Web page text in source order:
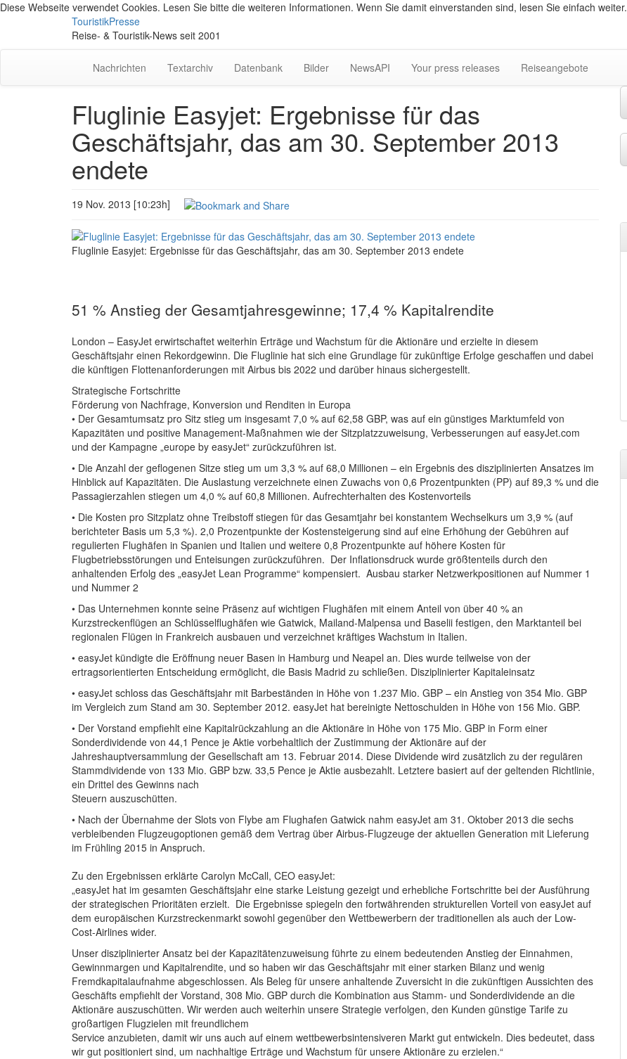
Diese Webseite verwendet Cookies. Lesen Sie bitte die weiteren Informationen. Wenn Sie damit einverstanden sind, lesen Sie einfach weiter.
TouristikPresse
Reise- & Touristik-News seit 2001
Nachrichten Textarchiv Datenbank Bilder NewsAPI Your press releases Reiseangebote
Fluglinie Easyjet: Ergebnisse für das
Geschäftsjahr, das am 30. September 2013
endete
19 Nov. 2013 [10:23h]
Fluglinie Easyjet: Ergebnisse für das Geschäftsjahr, das am 30. September 2013 endete
51 % Anstieg der Gesamtjahresgewinne; 17,4 % Kapitalrendite
London – EasyJet erwirtschaftet weiterhin Erträge und Wachstum für die Aktionäre und erzielte in diesem
Geschäftsjahr einen Rekordgewinn. Die Fluglinie hat sich eine Grundlage für zukünftige Erfolge geschaffen und dabei
die künftigen Flottenanforderungen mit Airbus bis 2022 und darüber hinaus sichergestellt.
Strategische Fortschritte
Förderung von Nachfrage, Konversion und Renditen in Europa
• Der Gesamtumsatz pro Sitz stieg um insgesamt 7,0 % auf 62,58 GBP, was auf ein günstiges Marktumfeld von
Kapazitäten und positive Management-Maßnahmen wie der Sitzplatzzuweisung, Verbesserungen auf easyJet.com
und der Kampagne „europe by easyJet“ zurückzuführen ist.
• Die Anzahl der geflogenen Sitze stieg um um 3,3 % auf 68,0 Millionen – ein Ergebnis des disziplinierten Ansatzes im
Hinblick auf Kapazitäten. Die Auslastung verzeichnete einen Zuwachs von 0,6 Prozentpunkten (PP) auf 89,3 % und die
Passagierzahlen stiegen um 4,0 % auf 60,8 Millionen. Aufrechterhalten des Kostenvorteils
• Die Kosten pro Sitzplatz ohne Treibstoff stiegen für das Gesamtjahr bei konstantem Wechselkurs um 3,9 % (auf
berichteter Basis um 5,3 %). 2,0 Prozentpunkte der Kostensteigerung sind auf eine Erhöhung der Gebühren auf
regulierten Flughäfen in Spanien und Italien und weitere 0,8 Prozentpunkte auf höhere Kosten für
Flugbetriebsstörungen und Enteisungen zurückzuführen. Der Inflationsdruck wurde größtenteils durch den
anhaltenden Erfolg des „easyJet Lean Programme“ kompensiert. Ausbau starker Netzwerkpositionen auf Nummer 1
und Nummer 2
• Das Unternehmen konnte seine Präsenz auf wichtigen Flughäfen mit einem Anteil von über 40 % an
Kurzstreckenflügen an Schlüsselflughäfen wie Gatwick, Mailand-Malpensa und Baselii festigen, den Marktanteil bei
regionalen Flügen in Frankreich ausbauen und verzeichnet kräftiges Wachstum in Italien.
• easyJet kündigte die Eröffnung neuer Basen in Hamburg und Neapel an. Dies wurde teilweise von der
ertragsorientierten Entscheidung ermöglicht, die Basis Madrid zu schließen. Disziplinierter Kapitaleinsatz
• easyJet schloss das Geschäftsjahr mit Barbeständen in Höhe von 1.237 Mio. GBP – ein Anstieg von 354 Mio. GBP
im Vergleich zum Stand am 30. September 2012. easyJet hat bereinigte Nettoschulden in Höhe von 156 Mio. GBP.
• Der Vorstand empfiehlt eine Kapitalrückzahlung an die Aktionäre in Höhe von 175 Mio. GBP in Form einer
Sonderdividende von 44,1 Pence je Aktie vorbehaltlich der Zustimmung der Aktionäre auf der
Jahreshauptversammlung der Gesellschaft am 13. Februar 2014. Diese Dividende wird zusätzlich zu der regulären
Stammdividende von 133 Mio. GBP bzw. 33,5 Pence je Aktie ausbezahlt. Letztere basiert auf der geltenden Richtlinie,
ein Drittel des Gewinns nach
Steuern auszuschütten.
• Nach der Übernahme der Slots von Flybe am Flughafen Gatwick nahm easyJet am 31. Oktober 2013 die sechs
verbleibenden Flugzeugoptionen gemäß dem Vertrag über Airbus-Flugzeuge der aktuellen Generation mit Lieferung
im Frühling 2015 in Anspruch.
Zu den Ergebnissen erklärte Carolyn McCall, CEO easyJet:
„easyJet hat im gesamten Geschäftsjahr eine starke Leistung gezeigt und erhebliche Fortschritte bei der Ausführung
der strategischen Prioritäten erzielt. Die Ergebnisse spiegeln den fortwährenden strukturellen Vorteil von easyJet auf
dem europäischen Kurzstreckenmarkt sowohl gegenüber den Wettbewerbern der traditionellen als auch der Low-
Cost-Airlines wider.
Unser disziplinierter Ansatz bei der Kapazitätenzuweisung führte zu einem bedeutenden Anstieg der Einnahmen,
Gewinnmargen und Kapitalrendite, und so haben wir das Geschäftsjahr mit einer starken Bilanz und wenig
Fremdkapitalaufnahme abgeschlossen. Als Beleg für unsere anhaltende Zuversicht in die zukünftigen Aussichten des
Geschäfts empfiehlt der Vorstand, 308 Mio. GBP durch die Kombination aus Stamm- und Sonderdividende an die
Aktionäre auszuschütten. Wir werden auch weiterhin unsere Strategie verfolgen, den Kunden günstige Tarife zu
großartigen Flugzielen mit freundlichem
Service anzubieten, damit wir uns auch auf einem wettbewerbsintensiveren Markt gut entwickeln. Dies bedeutet, dass
wir gut positioniert sind, um nachhaltige Erträge und Wachstum für unsere Aktionäre zu erzielen.“